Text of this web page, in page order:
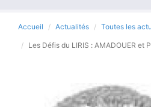
Accueil Actualités Toutes les
Les Défis du LIRIS : AMADOUER et